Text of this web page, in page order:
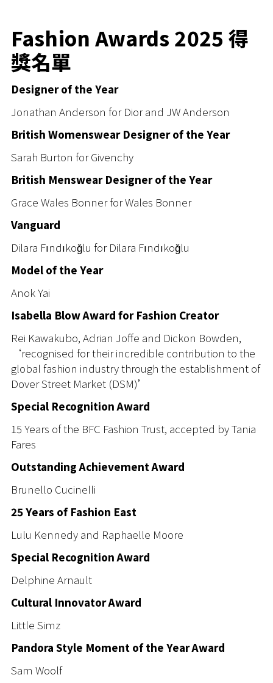
Fashion Awards 2025 得
獎名單
Designer of the Year
Jonathan Anderson for Dior and JW Anderson
British Womenswear Designer of the Year
Sarah Burton for Givenchy
British Menswear Designer of the Year
Grace Wales Bonner for Wales Bonner
Vanguard
Dilara Fındıkoğlu for Dilara Fındıkoğlu
Model of the Year
Anok Yai
Isabella Blow Award for Fashion Creator
Rei Kawakubo, Adrian Joffe and Dickon Bowden,
‘recognised for their incredible contribution to the
global fashion industry through the establishment of
Dover Street Market (DSM)’
Special Recognition Award
15 Years of the BFC Fashion Trust, accepted by Tania
Fares
Outstanding Achievement Award
Brunello Cucinelli
25 Years of Fashion East
Lulu Kennedy and Raphaelle Moore
Special Recognition Award
Delphine Arnault
Cultural Innovator Award
Little Simz
Pandora Style Moment of the Year Award
Sam Woolf